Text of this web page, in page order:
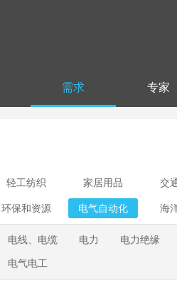
需求 专家
轻工纺织 家居用品 交
环保和资源 电气自动化 海
电线、电缆 电力 电力绝缘
电气电工